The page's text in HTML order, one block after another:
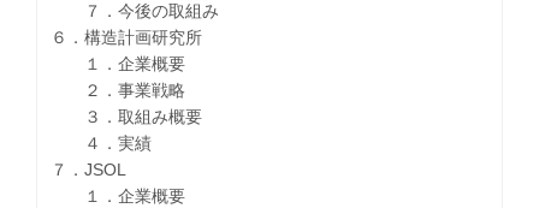
７．今後の取組み
６．構造計画研究所
１．企業概要
２．事業戦略
３．取組み概要
４．実績
７．JSOL
１．企業概要